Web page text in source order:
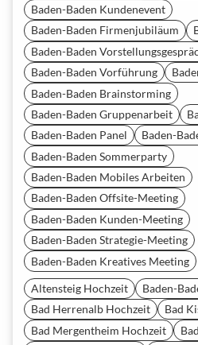
Baden-Baden Kundenevent
Baden-Baden Firmenjubiläum
Baden-Baden
Baden-Baden Vorführung
Baden-Baden Brainstorming
Baden-Baden Gruppenarbeit
Baden-Baden Panel
Baden-
Baden-Baden Sommerparty
Baden-Baden Mobiles Arbeiten
Baden-Baden Offsite-Meeting
Baden-Baden Kunden-Meeting
Baden-Baden Strategie-Meeting
Baden-Baden Kreatives Meeting
Altensteig Hochzeit
Baden-
Bad Herrenalb Hochzeit
Bad
Bad Mergentheim Hochzeit